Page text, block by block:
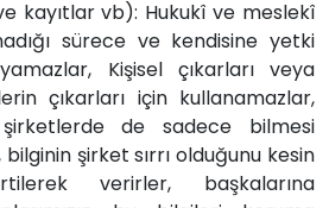
kayıtlar vb): Hukukî ve meslekî
sürece ve kendisine yetki
Kişisel çıkarları veya
çıkarları için kullanamazlar,
de sadece bilmesi
şirket sırrı olduğunu kesin
verirler, başkalarına